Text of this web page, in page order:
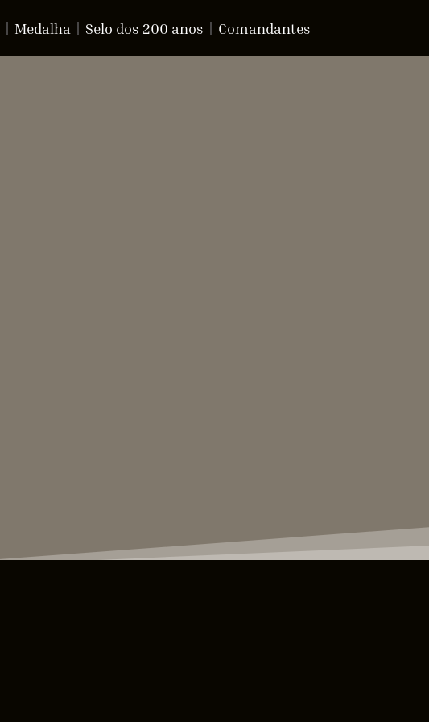
Medalha Selo dos 200 anos Comandantes